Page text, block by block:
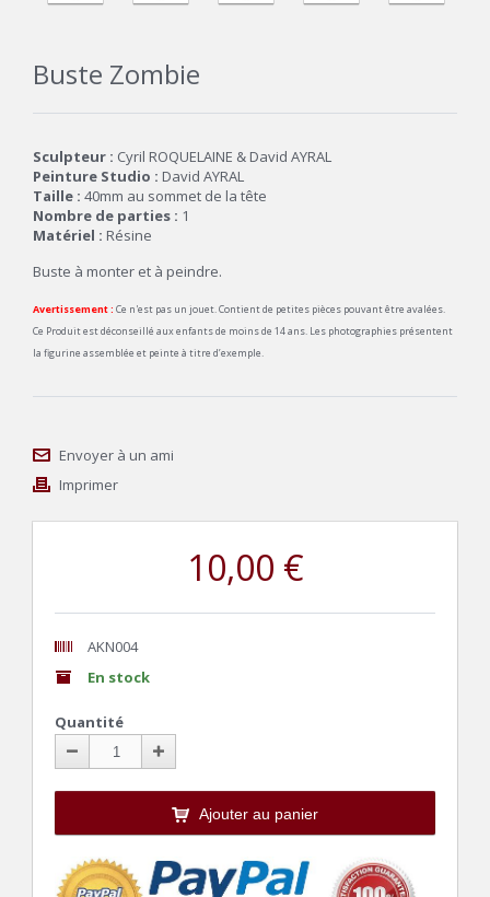
Buste Zombie
Sculpteur : Cyril ROQUELAINE & David AYRAL
Peinture Studio : David AYRAL
Taille : 40mm au sommet de la tête
Nombre de parties : 1
Matériel : Résine
Buste à monter et à peindre.
Avertissement : Ce n'est pas un jouet. Contient de petites pièces pouvant être avalées.
Ce Produit est déconseillé aux enfants de moins de 14 ans. Les photographies présentent
la figurine assemblée et peinte à titre d’exemple.
Envoyer à un ami
Imprimer
10,00 €
AKN004
En stock
Quantité
Ajouter au panier